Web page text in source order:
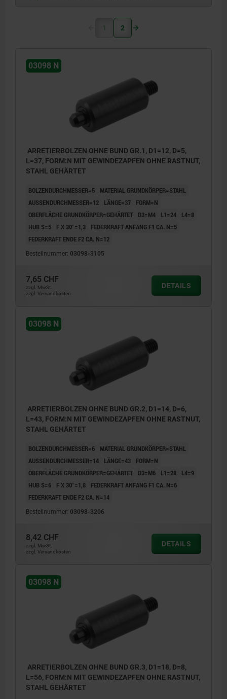
1 2
03098 N
ARRETIERBOLZEN OHNE BUND GR.1, D1=12, D=5,
L=37, FORM:N MIT GEWINDEZAPFEN OHNE RASTNUT,
STAHL GEHÄRTET
BOLZENDURCHMESSER=5
MATERIAL GRUNDKÖRPER=STAHL
AUSSENDURCHMESSER=12
LÄNGE=37
FORM=N
OBERFLÄCHE GRUNDKÖRPER=GEHÄRTET
D3=M4 L1=24
L4=8
HUB S=5
F X 30°=1,3
FEDERKRAFT ANFANG F1 CA. N=5
FEDERKRAFT ENDE F2 CA. N=12
Bestellnummer: 03098-3105
7,65 CHF
zzgl. MwSt.
zzgl. Versandkosten
DETAILS
03098 N
ARRETIERBOLZEN OHNE BUND GR.2, D1=14, D=6,
L=43, FORM:N MIT GEWINDEZAPFEN OHNE RASTNUT,
STAHL GEHÄRTET
BOLZENDURCHMESSER=6
MATERIAL GRUNDKÖRPER=STAHL
AUSSENDURCHMESSER=14
LÄNGE=43
FORM=N
OBERFLÄCHE GRUNDKÖRPER=GEHÄRTET
D3=M6 L1=28
L4=9
HUB S=6
F X 30°=1,8
FEDERKRAFT ANFANG F1 CA. N=6
FEDERKRAFT ENDE F2 CA. N=14
Bestellnummer: 03098-3206
8,42 CHF
zzgl. MwSt.
zzgl. Versandkosten
DETAILS
03098 N
ARRETIERBOLZEN OHNE BUND GR.3, D1=18, D=8,
L=56, FORM:N MIT GEWINDEZAPFEN OHNE RASTNUT,
STAHL GEHÄRTET